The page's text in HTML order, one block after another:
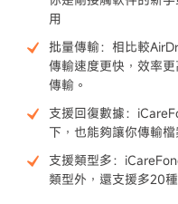
用
批量傳輸：相比較
傳輸速度更快，效率
傳輸。
支援回復數據：
下，也能夠讓你傳輸
支援類型多：
類型外，還支援多20